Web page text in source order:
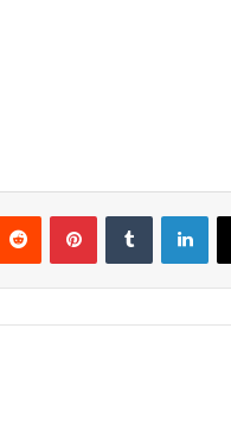
لینکدین ‫تامبلر ‫پین‌ترست‫رددیت